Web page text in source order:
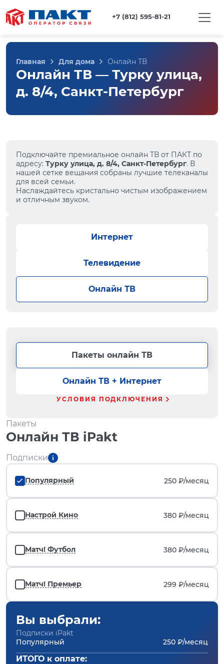
+7 (812) 595-81-21
Главная Для дома Онлайн ТВ
Онлайн ТВ — Турку улица,
д. 8/4, Санкт-Петербург
Подключайте премиальное онлайн ТВ от ПАКТ по
адресу: Турку улица, д. 8/4, Санкт-Петербург. В
нашей сетке вещания собраны лучшие телеканалы
для всей семьи.
Наслаждайтесь кристально чистым изображением
и отличным звуком.
Интернет
Телевидение
Онлайн ТВ
Пакеты онлайн ТВ
Онлайн ТВ + Интернет
УСЛОВИЯ ПОДКЛЮЧЕНИЯ
Пакеты
Онлайн ТВ iPakt
Подписки
Популярный 250 ₽/месяц
Настрой Кино 380 ₽/месяц
Матч! Футбол 380 ₽/месяц
Матч! Премьер 299 ₽/месяц
Вы выбрали:
Подписки iPakt
Популярный
250 ₽/месяц
ИТОГО к оплате: